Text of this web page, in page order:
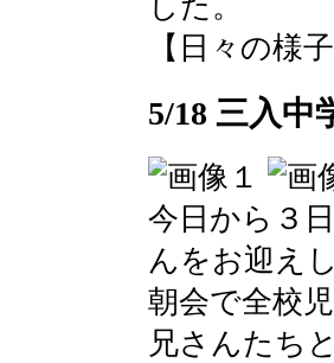
【日々の様
5/18 三入中
今日から３
んをお迎え
朝会で全校
兄さんたち